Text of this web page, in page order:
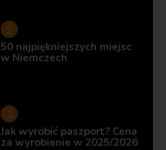
50 najpiękniejszych miejsc
w Niemczech
Jak wyrobić paszport? Cena
za wyrobienie w 2025/2026